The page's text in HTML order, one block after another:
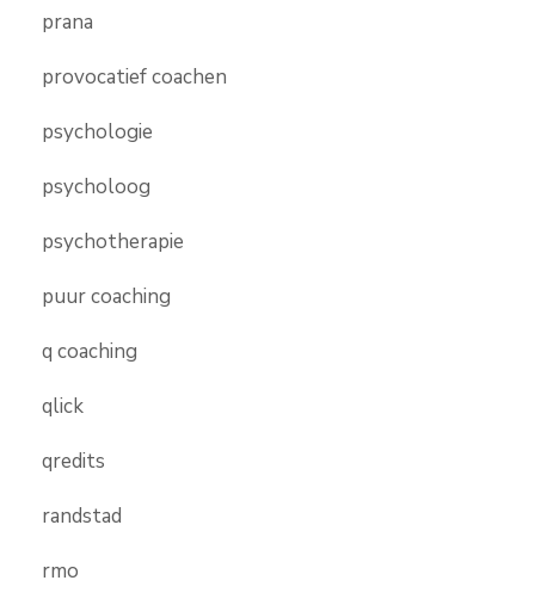
prana
provocatief coachen
psychologie
psycholoog
psychotherapie
puur coaching
q coaching
qlick
qredits
randstad
rmo